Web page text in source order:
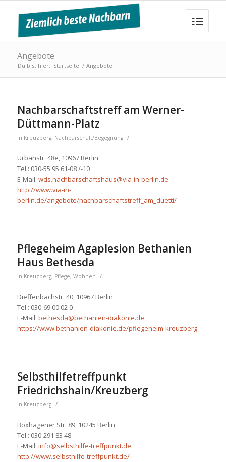
Angebote
Du bist hier: Startseite / Angebote
Nachbarschaftstreff am Werner-
Düttmann-Platz
in Kreuzberg, Nachbarschaft/Begegnung /
Urbanstr. 48e, 10967 Berlin
Tel.: 030-55 95 61-08 /-10
E-Mail: wds.nachbarschaftshaus@via-in-berlin.de
http://www.via-in-
berlin.de/angebote/nachbarschaftstreff_am_duetti/
Pflegeheim Agaplesion Bethanien
Haus Bethesda
in Kreuzberg, Pflege, Wohnen /
Dieffenbachstr. 40, 10967 Berlin
Tel.: 030-69 00 02 0
E-Mail: bethesda@bethanien-diakonie.de
https://www.bethanien-diakonie.de/pflegeheim-kreuzberg
Selbsthilfetreffpunkt
Friedrichshain/Kreuzberg
in Kreuzberg /
Boxhagener Str. 89, 10245 Berlin
Tel.: 030-291 83 48
E-Mail: info@selbsthilfe-treffpunkt.de
http://www.selbsthilfe-treffpunkt.de/